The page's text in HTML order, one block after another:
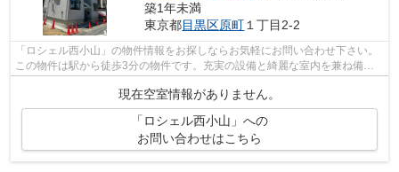
築1年未満
東京都目黒区原町１丁目2-2
「ロシェル西小山」の物件情報をお探しならお気軽にお問い合わせ下さい。
この物件は駅から徒歩3分の物件です。充実の設備と綺麗な室内を兼ね備え
た、2026年築の物件です。こちらの物件...
現在空室情報がありません。
「ロシェル西小山」への
お問い合わせはこちら